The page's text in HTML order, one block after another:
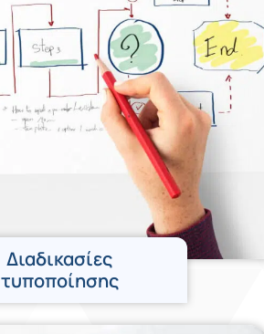
Διαδικασίες
τυποποίησης